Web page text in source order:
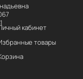
кабинет
товары